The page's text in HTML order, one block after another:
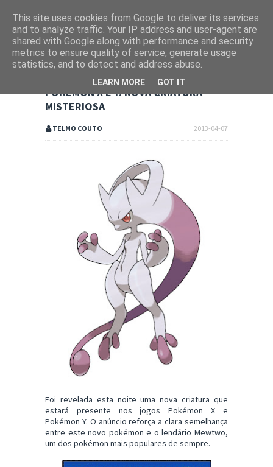
POKÉMON X E Y: NOVA CRIATURA
MISTERIOSA
2013-04-07
TELMO COUTO
Foi revelada esta noite uma nova criatura que
estará presente nos jogos Pokémon X e
Pokémon Y. O anúncio reforça a clara semelhança
entre este novo pokémon e o lendário Mewtwo,
um dos pokémon mais populares de sempre.
This site uses cookies from Google to deliver its services
and to analyze traffic. Your IP address and user-agent are
shared with Google along with performance and security
metrics to ensure quality of service, generate usage
statistics, and to detect and address abuse.
LEARN MORE GOT IT